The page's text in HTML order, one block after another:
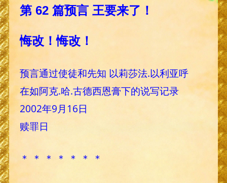
第 62 篇预言 王要来了！
悔改！悔改！
预言通过使徒和先知 以莉莎法.以利亚呼
在如阿克.哈.古德西恩膏下的说写记录
2002年9月16日
赎罪日
＊ ＊ ＊ ＊ ＊ ＊ ＊